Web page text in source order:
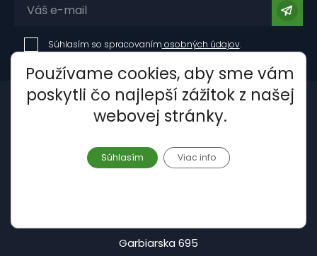
Súhlasím so spracovaním osobných údajov.
Garbiarska 695
Používame cookies, aby sme vám
poskytli čo najlepší zážitok z našej
webovej stránky.
Súhlasím Viac info